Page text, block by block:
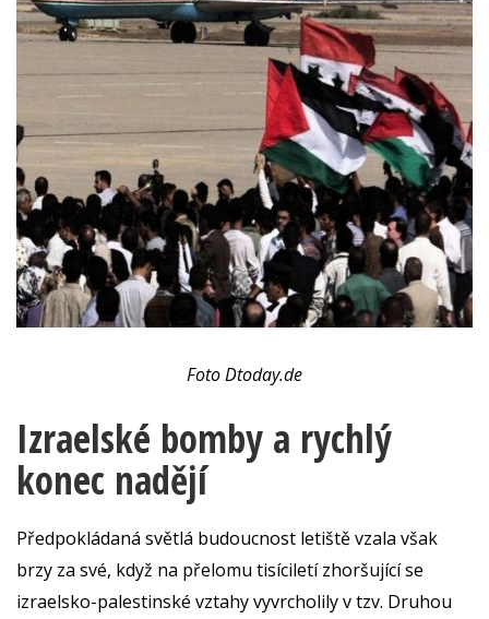
Foto Dtoday.de
Izraelské bomby a rychlý
konec nadějí
Předpokládaná světlá budoucnost letiště vzala však
brzy za své, když na přelomu tisíciletí zhoršující se
izraelsko-palestinské vztahy vyvrcholily v tzv. Druhou